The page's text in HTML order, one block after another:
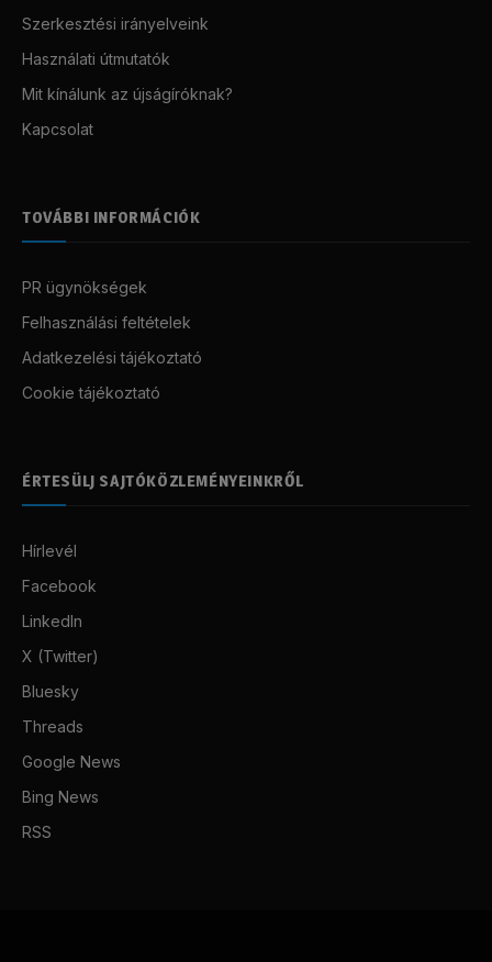
Szerkesztési irányelveink
Használati útmutatók
Mit kínálunk az újságíróknak?
Kapcsolat
TOVÁBBI INFORMÁCIÓK
PR ügynökségek
Felhasználási feltételek
Adatkezelési tájékoztató
Cookie tájékoztató
ÉRTESÜLJ SAJTÓKÖZLEMÉNYEINKRŐL
Hírlevél
Facebook
LinkedIn
X (Twitter)
Bluesky
Threads
Google News
Bing News
RSS